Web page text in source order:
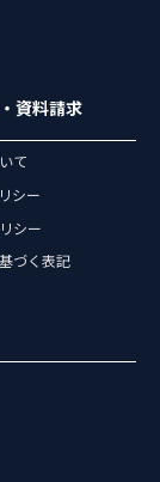
資料請求
て
シー
シー
づく表記